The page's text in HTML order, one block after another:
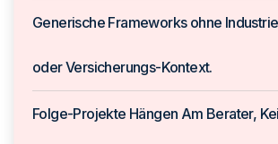
Generische Frameworks ohne
oder Versicherungs-Kontext.
Folge-Projekte Hängen Am Berater,